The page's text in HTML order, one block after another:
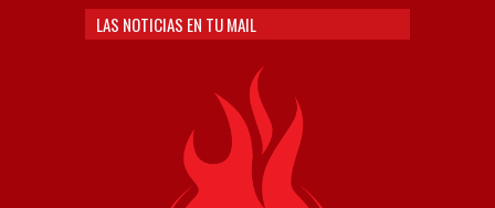
LAS NOTICIAS EN TU MAIL